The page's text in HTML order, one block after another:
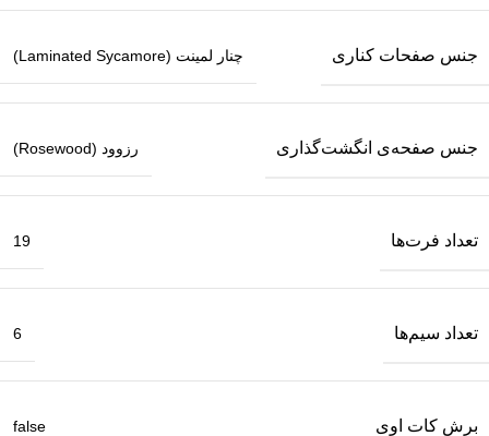
جنس صفحات کناری چنار لمینت (Laminated Sycamore)
جنس صفحه‌ی انگشت‌گذاری رزوود (Rosewood)
تعداد فرت‌ها 19
تعداد سیم‌ها 6
برش کات‌ اوی false